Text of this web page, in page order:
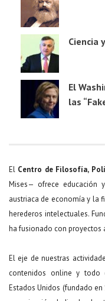
Ciencia
El
las
El Centro de Filosofía,
Mises— ofrece educación
austriaca de economía y la
herederos intelectuales.
ha fusionado con proyectos
El eje de nuestras
contenidos online y
Estados Unidos (fundado